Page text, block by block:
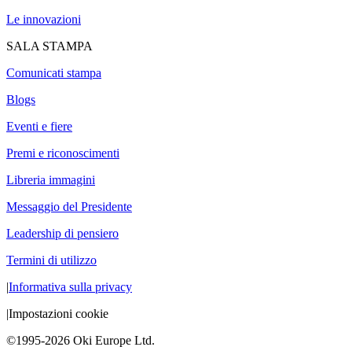
Le innovazioni
SALA STAMPA
Comunicati stampa
Blogs
Eventi e fiere
Premi e riconoscimenti
Libreria immagini
Messaggio del Presidente
Leadership di pensiero
Termini di utilizzo
|Informativa sulla privacy
|Impostazioni cookie
©1995-2026 Oki Europe Ltd.